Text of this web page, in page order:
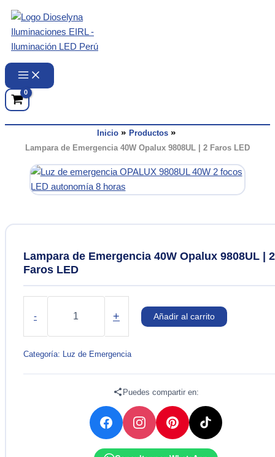
contenido
Inicio
Productos
Lampara de Emergencia 40W Opalux 9808UL | 2 Faros LED
Lampara de Emergencia 40W Opalux 9808UL | 2
Faros LED
-
40W
Opalux
+ Añadir al carrito
Categoría: Luz de Emergencia
Puedes compartir en: